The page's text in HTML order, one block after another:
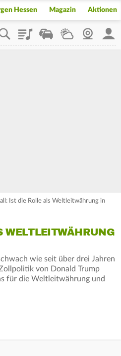
Hessen Magazin Aktionen
PlaylistStaupilotWetterWebcam
Ist die Rolle als Weltleitwährung in
WELTLEITWÄHRUNG
wie seit über drei Jahren
von Donald Trump
für die Weltleitwährung und